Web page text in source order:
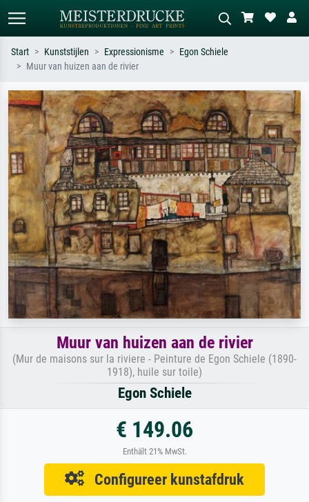
Zoek op kunstenaar, titel of stijl – bijv.
Monet, Sterrennacht, impressionisme,
Hokusai-golf, naakt.
Beschrijf de scène – bijv. groene
weide, abstract met veel rood, donker
olieverfschilderij, staand naakt naast
een boom.
Start Kunststijlen Expressionisme
Egon Schiele
Muur van huizen aan de rivier
Muur van huizen aan de rivier
(Mur de maisons sur la riviere - Peinture de Egon Schiele (1890-
1918), huile sur toile)
Egon Schiele
€ 149.06
Enthält 21% MwSt.
Configureer kunstafdruk